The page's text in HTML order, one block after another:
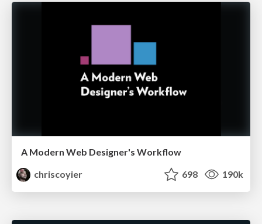
A Modern Web Designer's Workflow
chriscoyier
698 190k